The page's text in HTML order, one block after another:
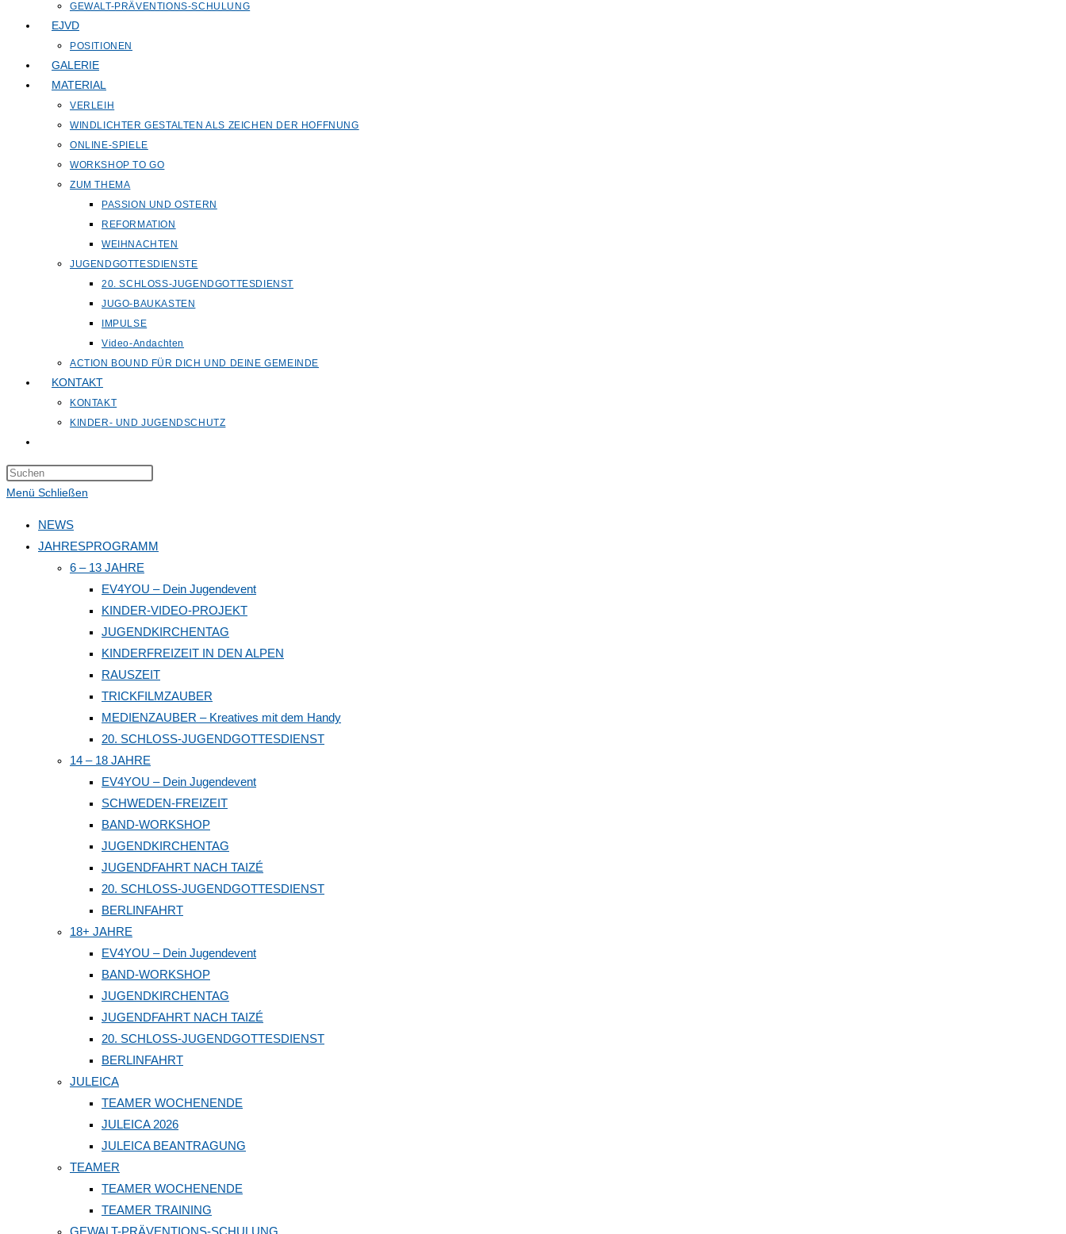
GEWALT-PRÄVENTIONS-SCHULUNG
EJVD
POSITIONEN
GALERIE
MATERIAL
VERLEIH
WINDLICHTER GESTALTEN ALS ZEICHEN DER HOFFNUNG
ONLINE-SPIELE
WORKSHOP TO GO
ZUM THEMA
PASSION UND OSTERN
REFORMATION
WEIHNACHTEN
JUGENDGOTTESDIENSTE
20. SCHLOSS-JUGENDGOTTESDIENST
JUGO-BAUKASTEN
IMPULSE
Video-Andachten
ACTION BOUND FÜR DICH UND DEINE GEMEINDE
KONTAKT
KONTAKT
KINDER- UND JUGENDSCHUTZ
umschalten
the
panel.
Menü Schließen
NEWS
JAHRESPROGRAMM
6 – 13 JAHRE
EV4YOU – Dein Jugendevent
KINDER-VIDEO-PROJEKT
JUGENDKIRCHENTAG
KINDERFREIZEIT IN DEN ALPEN
RAUSZEIT
TRICKFILMZAUBER
MEDIENZAUBER – Kreatives mit dem Handy
20. SCHLOSS-JUGENDGOTTESDIENST
14 – 18 JAHRE
EV4YOU – Dein Jugendevent
SCHWEDEN-FREIZEIT
BAND-WORKSHOP
JUGENDKIRCHENTAG
JUGENDFAHRT NACH TAIZÉ
20. SCHLOSS-JUGENDGOTTESDIENST
BERLINFAHRT
18+ JAHRE
EV4YOU – Dein Jugendevent
BAND-WORKSHOP
JUGENDKIRCHENTAG
JUGENDFAHRT NACH TAIZÉ
20. SCHLOSS-JUGENDGOTTESDIENST
BERLINFAHRT
JULEICA
TEAMER WOCHENENDE
JULEICA 2026
JULEICA BEANTRAGUNG
TEAMER
TEAMER WOCHENENDE
TEAMER TRAINING
GEWALT-PRÄVENTIONS-SCHULUNG